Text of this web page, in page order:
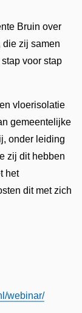
Bruin over
die zij samen
voor stap
vloerisolatie
gemeentelijke
onder leiding
zij dit hebben
het
dit met zich
webinar/